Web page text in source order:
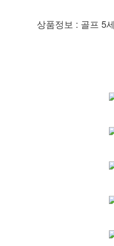
상품정보 : 골프 5